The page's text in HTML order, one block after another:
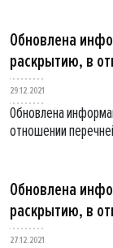
Обновлена
раскрытию, в
29.12.2021
Обновлена
отношении
Обновлена
раскрытию, в
27.12.2021